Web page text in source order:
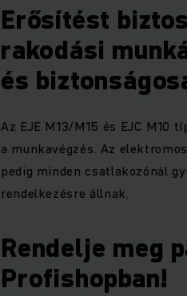
Erősítést
rakodási
és
Az EJE M13/M15 és EJC M10
a munkavégzés. Az
pedig minden csatlakozónál
rendelkezésre állnak.
Rendelje meg
Profishopban!